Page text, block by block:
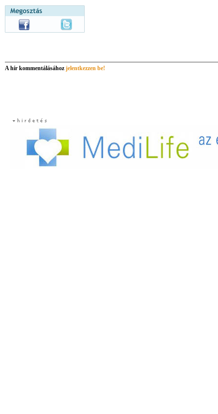
A hír kommentálásához jelentkezzen be!